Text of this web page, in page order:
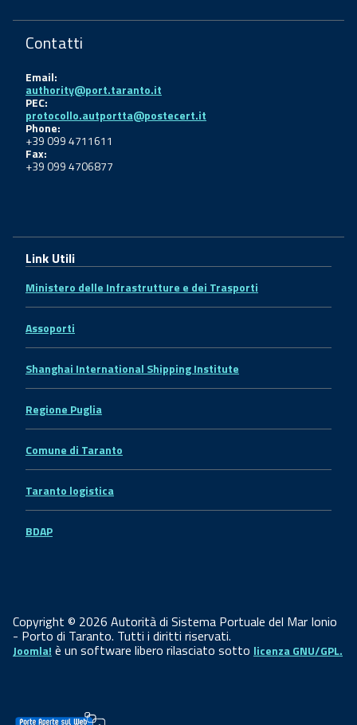
Contatti
Email:
authority@port.taranto.it
PEC:
protocollo.autportta@postecert.it
Phone:
+39 099 4711611
Fax:
+39 099 4706877
Link Utili
Ministero delle Infrastrutture e dei Trasporti
Assoporti
Shanghai International Shipping Institute
Regione Puglia
Comune di Taranto
Taranto logistica
BDAP
Copyright © 2026 Autorità di Sistema Portuale del Mar Ionio
- Porto di Taranto. Tutti i diritti riservati.
Joomla! è un software libero rilasciato sotto licenza GNU/GPL.